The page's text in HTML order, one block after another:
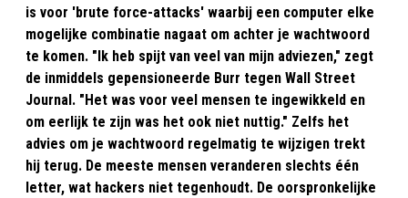
is voor 'brute force-attacks' waarbij een computer elke
mogelijke combinatie nagaat om achter je wachtwoord
te komen. "Ik heb spijt van veel van mijn adviezen," zegt
de inmiddels gepensioneerde Burr tegen Wall Street
Journal. "Het was voor veel mensen te ingewikkeld en
om eerlijk te zijn was het ook niet nuttig." Zelfs het
advies om je wachtwoord regelmatig te wijzigen trekt
hij terug. De meeste mensen veranderen slechts één
letter, wat hackers niet tegenhoudt. De oorspronkelijke